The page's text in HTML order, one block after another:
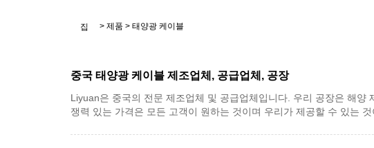
집 > 제품 > 태양광 케이블
중국 태양광 케이블 제조업체, 공급업체, 공장
Liyuan은 중국의 전문 제조업체 및 공급업체입니다. 우리 공장은 해
쟁력 있는 가격은 모든 고객이 원하는 것이며 우리가 제공할 수 있는